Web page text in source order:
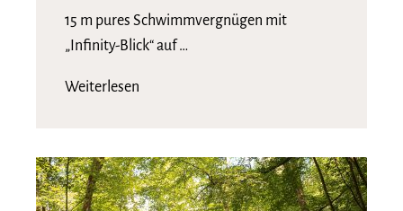
15 m pures Schwimmvergnügen mit
„Infinity-Blick“ auf …
Weiterlesen